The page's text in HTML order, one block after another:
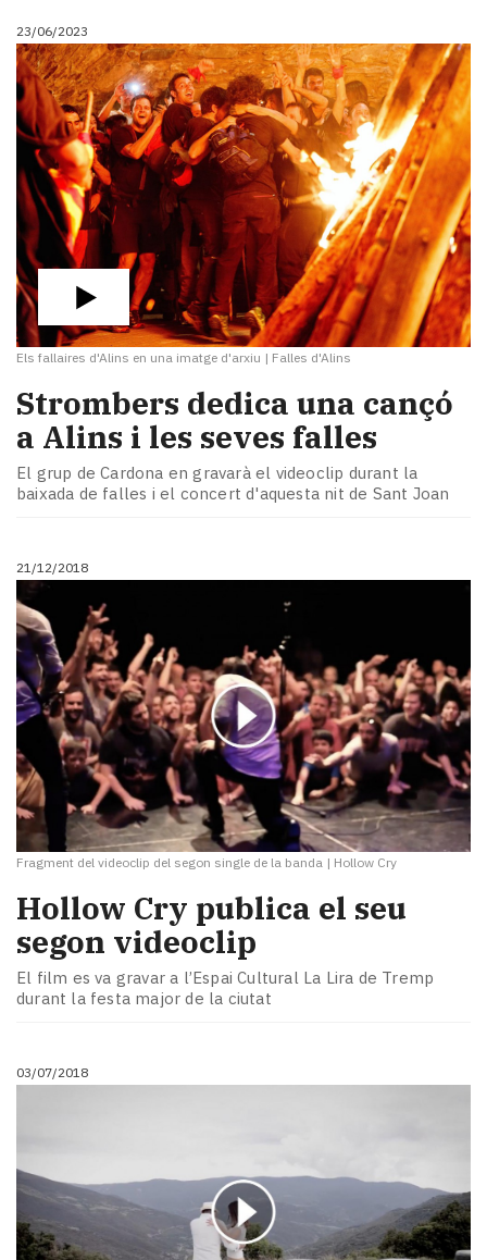
23/06/2023
Els fallaires d'Alins en una imatge d'arxiu | Falles d'Alins
Strombers dedica una cançó
a Alins i les seves falles
El grup de Cardona en gravarà el videoclip durant la
baixada de falles i el concert d'aquesta nit de Sant Joan
21/12/2018
Fragment del videoclip del segon single de la banda | Hollow Cry
Hollow Cry publica el seu
segon videoclip
El film es va gravar a l’Espai Cultural La Lira de Tremp
durant la festa major de la ciutat
03/07/2018